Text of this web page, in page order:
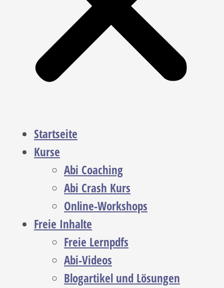
Startseite
Kurse
Abi Coaching
Abi Crash Kurs
Online-Workshops
Freie Inhalte
Freie Lernpdfs
Abi-Videos
Blogartikel und Lösungen